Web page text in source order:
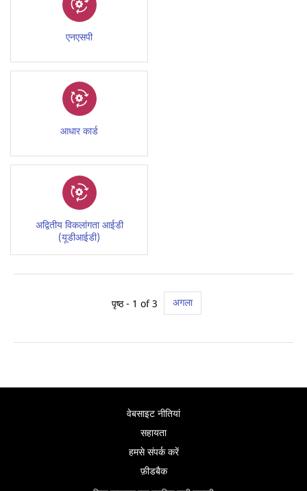
एनएसपी
आधार कार्ड
अद्वितीय विकलांगता आईडी
(यूडीआईडी)
पृष्ठ - 1 of 3 अगला
वेबसाइट नीतियां
सहायता
हमसे संपर्क करें
फ़ीडबैक